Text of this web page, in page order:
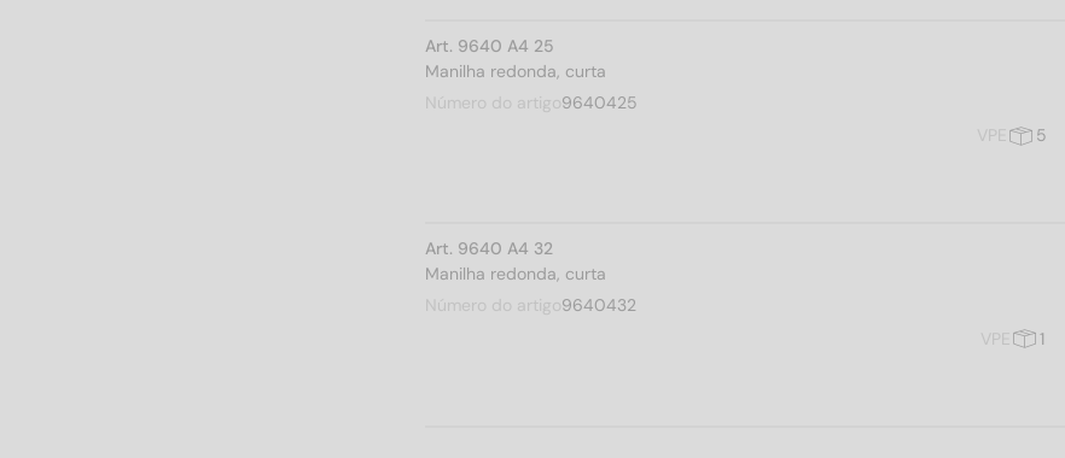
Art. 9640 A4 25
Manilha redonda, curta
Número do artigo9640425
VPE
5
Art. 9640 A4 32
Manilha redonda, curta
Número do artigo9640432
VPE
1